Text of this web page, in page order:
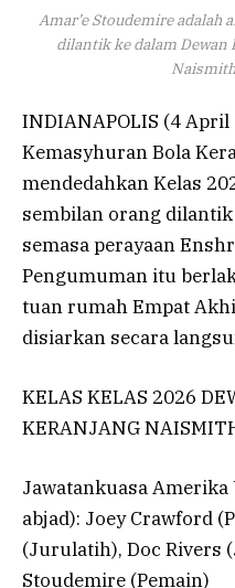
Amar’e Stoudemire adalah
dilantik ke dalam Dewan
INDIANAPOLIS (4 April
Kemasyhuran Bola
mendedahkan Kelas
sembilan orang
semasa perayaan
Pengumuman itu
tuan rumah Empat
disiarkan secara
KELAS KELAS 2026
KERANJANG
Jawatankuasa
abjad): Joey Crawford
(Jurulatih), Doc Rivers
Stoudemire (Pemain)